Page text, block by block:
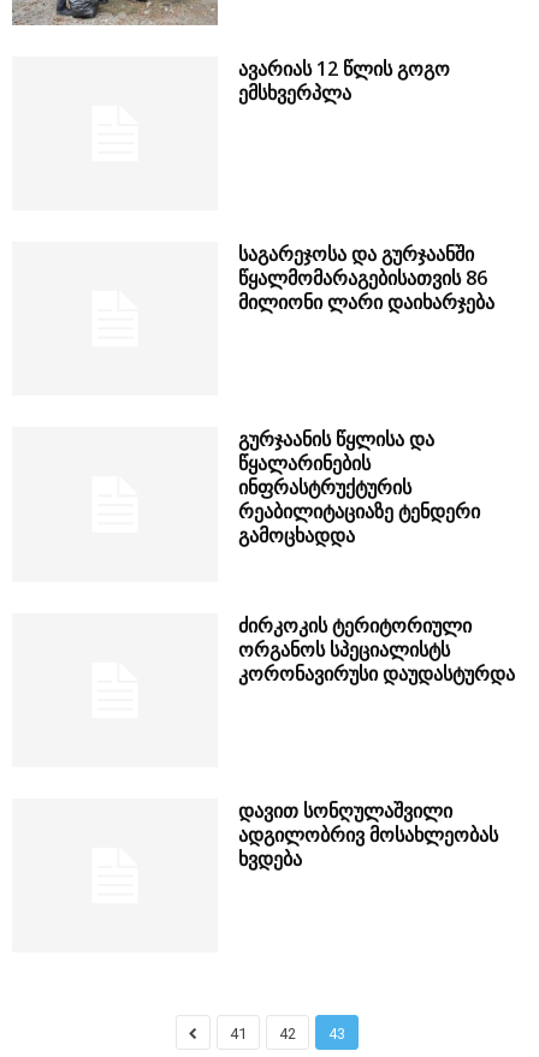
ავარიას 12 წლის გოგო
ემსხვერპლა
საგარეჯოსა და გურჯაანში
წყალმომარაგებისათვის 86
მილიონი ლარი დაიხარჯება
გურჯაანის წყლისა და
წყალარინების
ინფრასტრუქტურის
რეაბილიტაციაზე ტენდერი
გამოცხადდა
ძირკოკის ტერიტორიული
ორგანოს სპეციალისტს
კორონავირუსი დაუდასტურდა
დავით სონღულაშვილი
ადგილობრივ მოსახლეობას
ხვდება
41 42 43